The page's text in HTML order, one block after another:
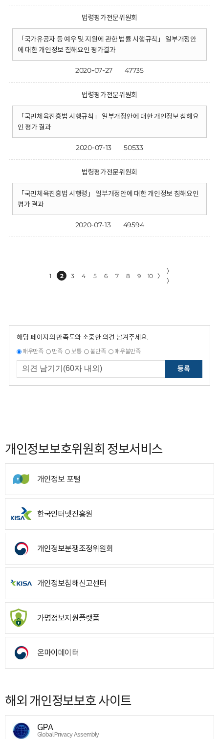
법령평가전문위원회
「국가유공자 등 예우 및 지원에 관한 법률 시행규칙」 일부개정안
에 대한 개인정보 침해요인 평가결과
2020-07-27 47735
법령평가전문위원회
「국민체육진흥법 시행규칙」 일부개정안에 대한 개인정보 침해요
인 평가 결과
2020-07-13 50533
법령평가전문위원회
「국민체육진흥법 시행령」 일부개정안에 대한 개인정보 침해요인
평가 결과
2020-07-13 49594
1 2 3 4 5 6 7 8 9 10 〉
〉
〉
해당 페이지의 만족도와 소중한 의견 남겨주세요.
매우만족 만족 보통 불만족 매우불만족
등록
개인정보보호위원회 정보서비스
개인정보 포털
한국인터넷진흥원
개인정보분쟁조정위원회
개인정보침해신고센터
가명정보지원플랫폼
온마이데이터
해외 개인정보보호 사이트
GPA
Global Privacy Assembly